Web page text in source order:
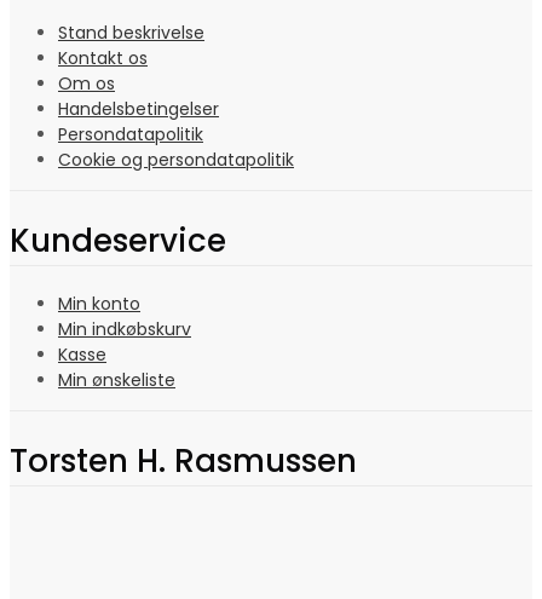
Stand beskrivelse
Kontakt os
Om os
Handelsbetingelser
Persondatapolitik
Cookie og persondatapolitik
Kundeservice
Min konto
Min indkøbskurv
Kasse
Min ønskeliste
Torsten H. Rasmussen